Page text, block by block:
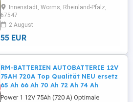
notwendig)(Ca/Ca) Technik Optimale
Startkraft, Top Qualität!!! Abmessungen:
Länge 207 mm X Breite 175 mm X Höhe
175 mm Pluspol: rechts ( Rundpol ) 2
Jahre Gewährleistung Die Batterie ist neu,
Vorteile ...
Innenstadt, Worms, Rheinland-Pfalz,
67547
2 August
55 EUR
RM-BATTERIEN AUTOBATTERIE 12V
75AH 720A Top Qualität NEU ersetz
65 Ah 66 Ah 70 Ah 72 Ah 74 Ah
Power 1 12V 75Ah (720 A) Optimale